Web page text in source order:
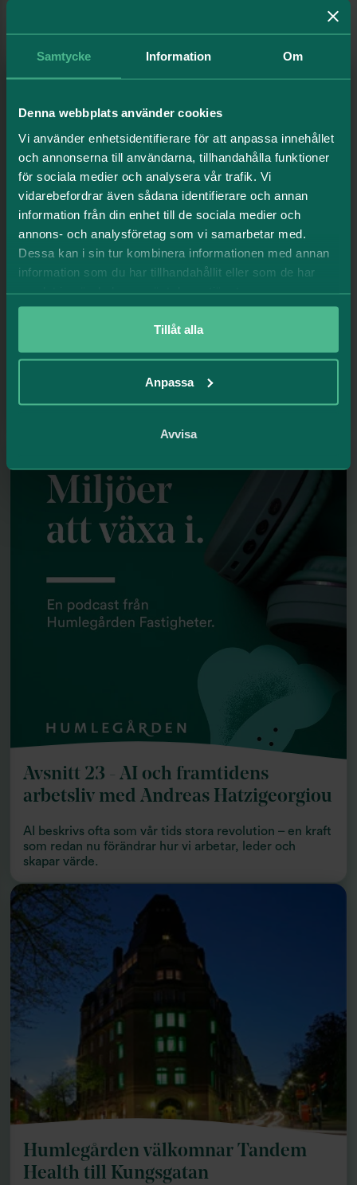
Samtycke Information Om
Denna webbplats använder cookies
Vi använder enhetsidentifierare för att anpassa innehållet
och annonserna till användarna, tillhandahålla funktioner
för sociala medier och analysera vår trafik. Vi
vidarebefordrar även sådana identifierare och annan
information från din enhet till de sociala medier och
annons- och analysföretag som vi samarbetar med.
Dessa kan i sin tur kombinera informationen med annan
information som du har tillhandahållit eller som de har
samlat in när du har använt deras tjänster.
Tillåt alla
Anpassa
Avvisa
Humlegården levererar ett stabilt
Humlegården visar starka nyckeltal och en stabil
trots geopolitisk oro och ett upplevt svagt...
Avsnitt 23 - AI och framtidens
arbetsliv med Andreas Hatzigeorgiou
AI beskrivs ofta som vår tids stora revolution – en kraft
som redan nu förändrar hur vi arbetar, leder och
skapar värde.
Humlegården välkomnar Tandem
Health till Kungsgatan